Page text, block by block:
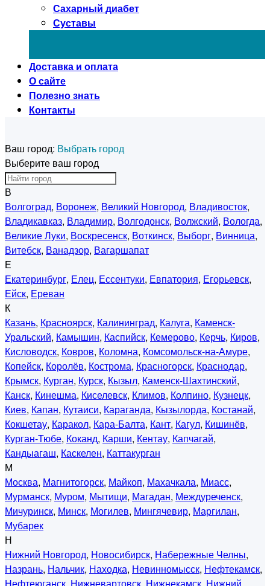
Сахарный диабет
Суставы
Доставка и оплата
О сайте
Полезно знать
Контакты
Ваш город: Выбрать город
Выберите ваш город
В
Волгоград, Воронеж, Великий Новгород, Владивосток,
Владикавказ, Владимир, Волгодонск, Волжский, Вологда,
Великие Луки, Воскресенск, Воткинск, Выборг, Винница,
Витебск, Ванадзор, Вагаршапат
Е
Екатеринбург, Елец, Ессентуки, Евпатория, Егорьевск,
Ейск, Ереван
К
Казань, Красноярск, Калининград, Калуга, Каменск-
Уральский, Камышин, Каспийск, Кемерово, Керчь, Киров,
Кисловодск, Ковров, Коломна, Комсомольск-на-Амуре,
Копейск, Королёв, Кострома, Красногорск, Краснодар,
Крымск, Курган, Курск, Кызыл, Каменск-Шахтинский,
Канск, Кинешма, Киселевск, Климов, Колпино, Кузнецк,
Киев, Капан, Кутаиси, Караганда, Кызылорда, Костанай,
Кокшетау, Каракол, Кара-Балта, Кант, Кагул, Кишинёв,
Курган-Тюбе, Коканд, Карши, Кентау, Капчагай,
Кандыагаш, Каскелен, Каттакурган
М
Москва, Магнитогорск, Майкоп, Махачкала, Миасс,
Мурманск, Муром, Мытищи, Магадан, Междуреченск,
Мичуринск, Минск, Могилев, Мингячевир, Маргилан,
Мубарек
Н
Нижний Новгород, Новосибирск, Набережные Челны,
Назрань, Нальчик, Находка, Невинномысск, Нефтекамск,